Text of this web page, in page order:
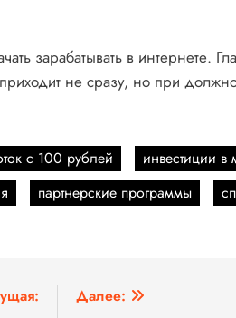
зарабатывать в интернете.
приходит не сразу, но при
с 100 рублей
инвестиции в
партнерские программы
Далее: